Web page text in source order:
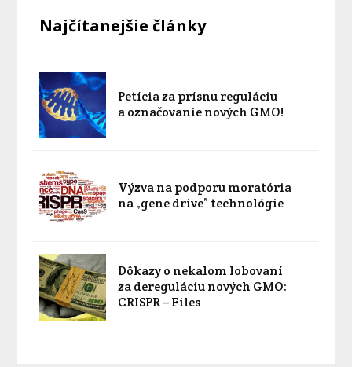
Najčítanejšie články
Petícia za prísnu reguláciu
a označovanie nových GMO!
Výzva na podporu moratória
na „gene drive” technológie
Dôkazy o nekalom lobovaní
za dereguláciu nových GMO:
CRISPR – Files